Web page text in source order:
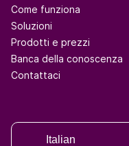
Come funziona
Soluzioni
Prodotti e prezzi
Banca della conoscenza
Contattaci
Italian